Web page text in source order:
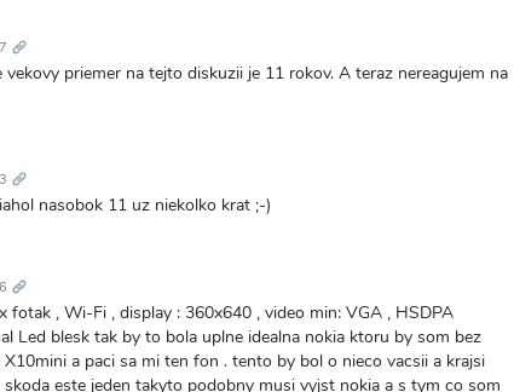
odkaz
priemer na tejto diskuzii je 11 rokov. A teraz nereagujem na
odkaz
nasobok 11 uz niekolko krat ;-)
odkaz
fotak , Wi-Fi , display : 360x640 , video min: VGA , HSDPA
Led blesk tak by to bola uplne idealna nokia ktoru by som bez
X10mini a paci sa mi ten fon . tento by bol o nieco vacsii a krajsi
este jeden takyto podobny musi vyjst nokia a s tym co som